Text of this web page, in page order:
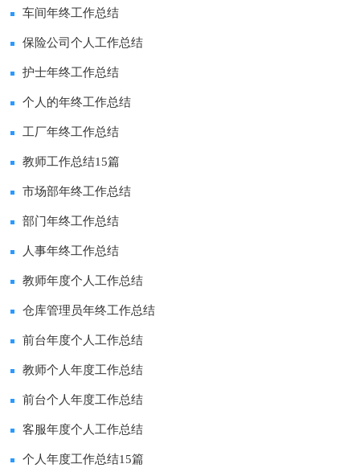
车间年终工作总结
保险公司个人工作总结
护士年终工作总结
个人的年终工作总结
工厂年终工作总结
教师工作总结15篇
市场部年终工作总结
部门年终工作总结
人事年终工作总结
教师年度个人工作总结
仓库管理员年终工作总结
前台年度个人工作总结
教师个人年度工作总结
前台个人年度工作总结
客服年度个人工作总结
个人年度工作总结15篇